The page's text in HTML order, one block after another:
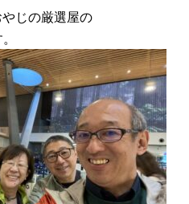
じの厳選屋の